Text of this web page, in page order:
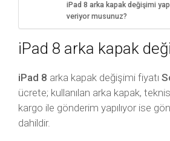
iPad 8 arka kapak değişimi
veriyor musunuz?
iPad 8 arka kapak
iPad 8 arka kapak değişimi fiyatı
ücrete; kullanılan arka kapak,
kargo ile gönderim yapılıyor ise
dahildir.